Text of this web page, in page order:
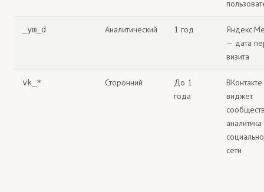
_ym_d Аналитический 1 год
— дата
визита
vk_* Сторонний
До 1
года
виджет
аналитика
сети